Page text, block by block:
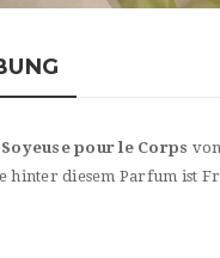
pour le Corps von
hinter diesem Parfum ist